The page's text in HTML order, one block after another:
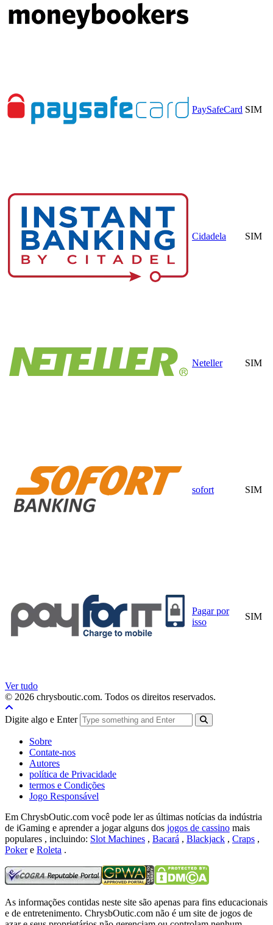
PaySafeCard SIM
Cidadela SIM
Neteller SIM
sofort SIM
Pagar por
isso
SIM
Ver tudo
© 2026 chrysboutic.com. Todos os direitos reservados.
Digite algo e Enter
Sobre
Contate-nos
Autores
política de Privacidade
termos e Condições
Jogo Responsável
Em ChrysbOutic.com você pode ler as últimas notícias da indústria
de iGaming e aprender a jogar alguns dos jogos de cassino mais
populares , incluindo: Slot Machines , Bacará , Blackjack , Craps ,
Pokere Roleta .
As informações contidas neste site são apenas para fins educacionais
e de entretenimento. ChrysbOutic.com não é um site de jogos de